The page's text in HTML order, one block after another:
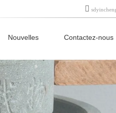
Nouvelles Contactez-nous